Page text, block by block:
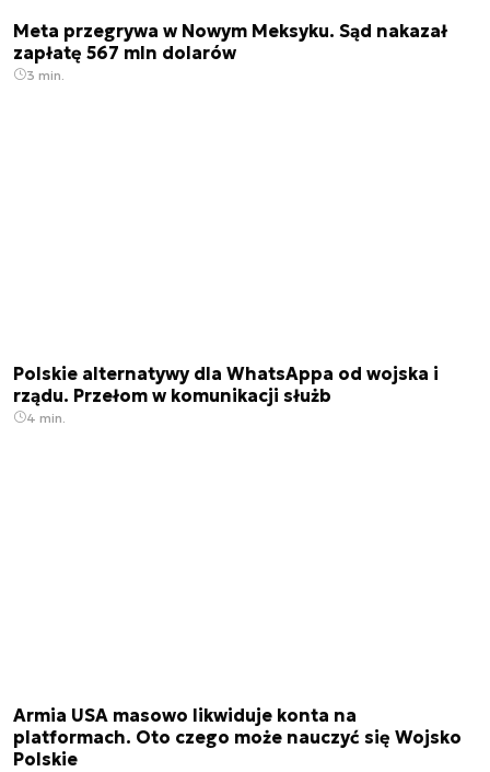
Meta przegrywa w Nowym Meksyku. Sąd nakazał
zapłatę 567 mln dolarów
3 min.
Polskie alternatywy dla WhatsAppa od wojska i
rządu. Przełom w komunikacji służb
4 min.
Armia USA masowo likwiduje konta na
platformach. Oto czego może nauczyć się Wojsko
Polskie